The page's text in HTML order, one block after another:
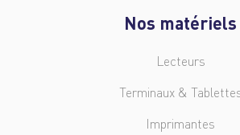
Nos matériels
Lecteurs
Terminaux &
Imprimantes